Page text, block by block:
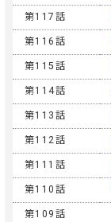
第117話
第116話
第115話
第114話
第113話
第112話
第111話
第110話
第109話